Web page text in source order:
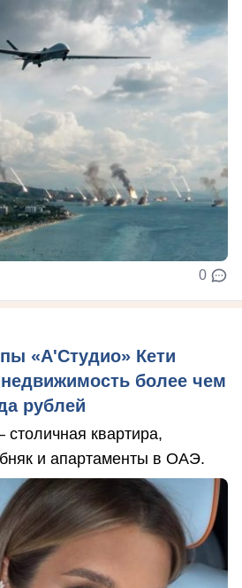
0
«А'Студио» Кети
более чем
рублей
квартира,
и апартаменты в ОАЭ.